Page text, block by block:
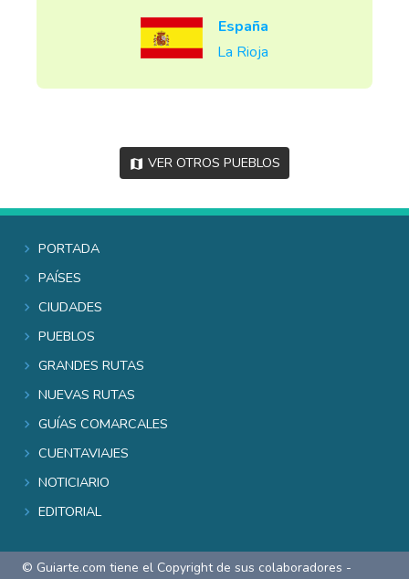
España
La Rioja
Ver otros pueblos
Portada
Países
Ciudades
Pueblos
Grandes rutas
Nuevas rutas
Guías comarcales
Cuentaviajes
Noticiario
Editorial
© Guiarte.com tiene el Copyright de sus colaboradores -